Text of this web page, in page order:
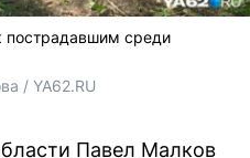
пострадавшим среди
/ YA62.RU
Павел Малков